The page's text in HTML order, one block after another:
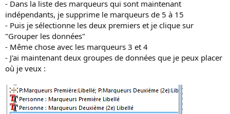
- Dans la liste des marqueurs qui sont maintenant
indépendants, je supprime le marqueurs de 5 à 15
- Puis je sélectionne les deux premiers et je clique sur
"Grouper les données"
- Même chose avec les marqueurs 3 et 4
- J'ai maintenant deux groupes de données que je peux placer
où je veux :